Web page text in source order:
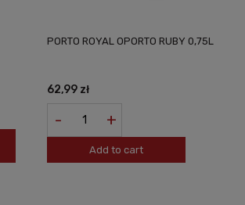
PORTO ROYAL OPORTO RUBY 0,75L
62,99 zł
- +
Add to cart